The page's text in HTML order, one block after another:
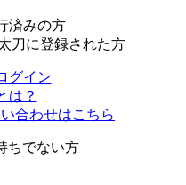
済みの方
刀に登録された方
グイン
は？
合わせはこちら
ちでない方